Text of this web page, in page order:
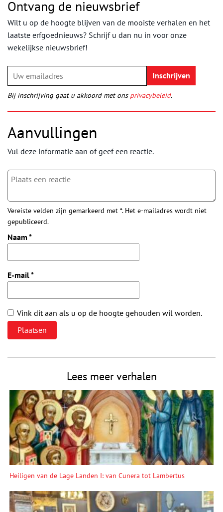
Ontvang de nieuwsbrief
Wilt u op de hoogte blijven van de mooiste verhalen en het
laatste erfgoednieuws? Schrijf u dan nu in voor onze
wekelijkse nieuwsbrief!
Bij inschrijving gaat u akkoord met ons privacybeleid.
Aanvullingen
Vul deze informatie aan of geef een reactie.
Vereiste velden zijn gemarkeerd met *. Het e-mailadres wordt niet
gepubliceerd.
Naam *
E-mail*
Vink dit aan als u op de hoogte gehouden wil worden.
Lees meer verhalen
Heiligen van de Lage Landen I: van Cunera tot Lambertus